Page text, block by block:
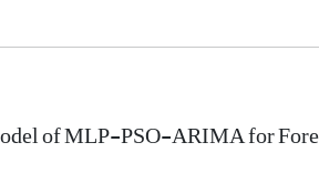
of MLP-PSO-ARIMA for